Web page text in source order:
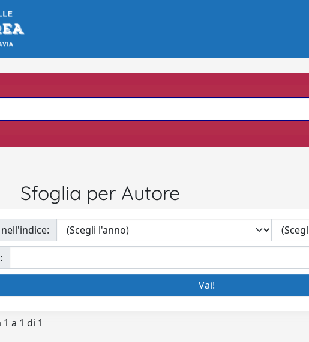
Sfoglia per Autore
a 1 di 1